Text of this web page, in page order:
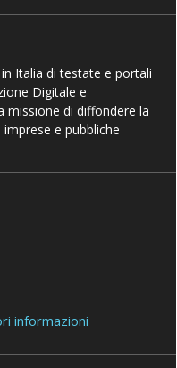
Italia di testate e portali
Digitale e
missione di diffondere la
e pubbliche
informazioni